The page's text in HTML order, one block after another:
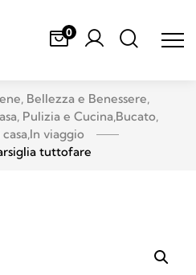
0
Bellezza e Benessere,
Pulizia e Cucina,Bucato,
,In viaggio
tuttofare